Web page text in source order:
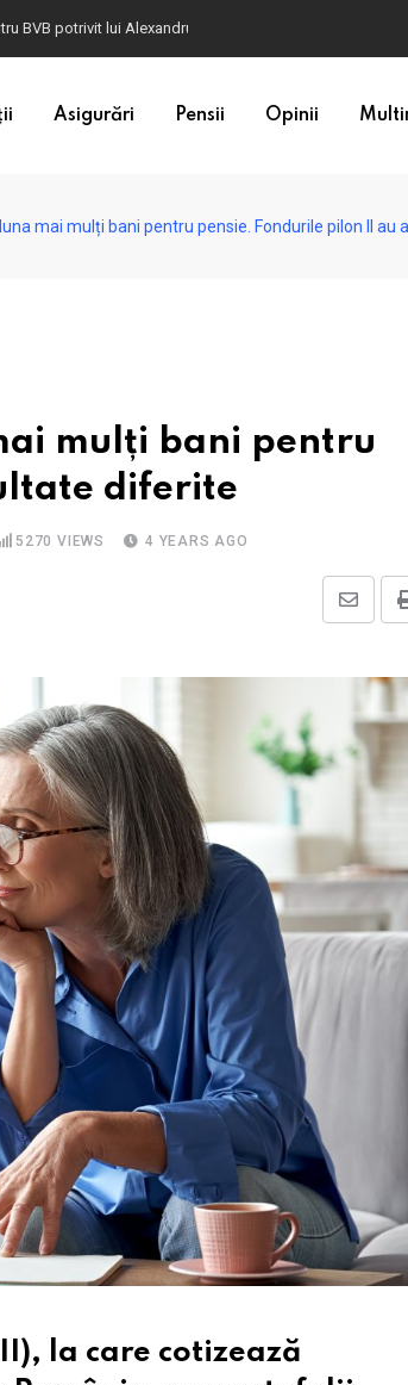
falsificate bancnote sunt cele de 50 de euro, cele din
Asigurări Pensii Opinii
mai mulți bani pentru pensie. Fondurile pilon II
mulți bani pentru
diferite
5270 VIEWS 4 YEARS AGO
Share
Email
la care cotizează